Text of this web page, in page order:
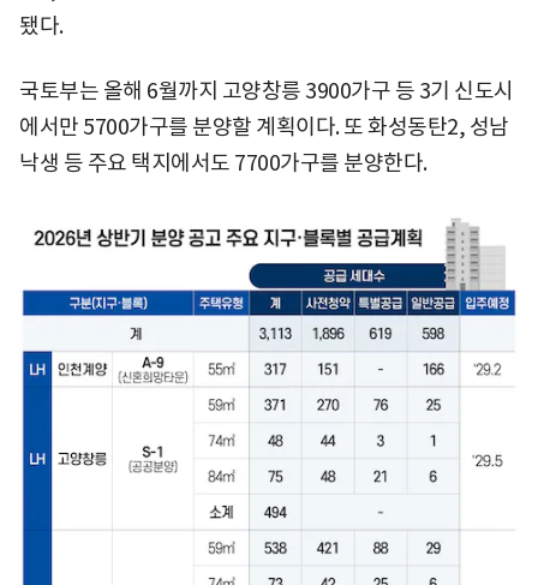
됐다.
국토부는 올해 6월까지 고양창릉 3900가구 등 3기 신도시
에서만 5700가구를 분양할 계획이다. 또 화성동탄2, 성남
낙생 등 주요 택지에서도 7700가구를 분양한다.